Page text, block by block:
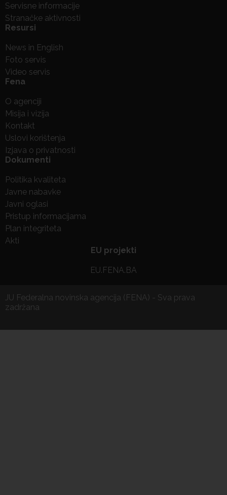
Servisne informacije
Stranačke aktivnosti
Resursi
News in English
Foto servis
Video servis
Fena
O agenciji
Misija i vizija
Kontakt
Uslovi korištenja
Izjava o privatnosti
Dokumenti
Politika kvaliteta
Javne nabavke
Javni oglasi
Pristup informacijama
Plan integriteta
Akti
EU projekti
EU.FENA.BA
JU Federalna novinska agencija (FENA) - Sva prava
zadržana